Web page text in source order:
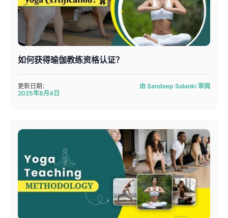
如何获得瑜伽教练资格认证？
更新日期：
2025年8月4日
由 Sandeep Solanki 审阅